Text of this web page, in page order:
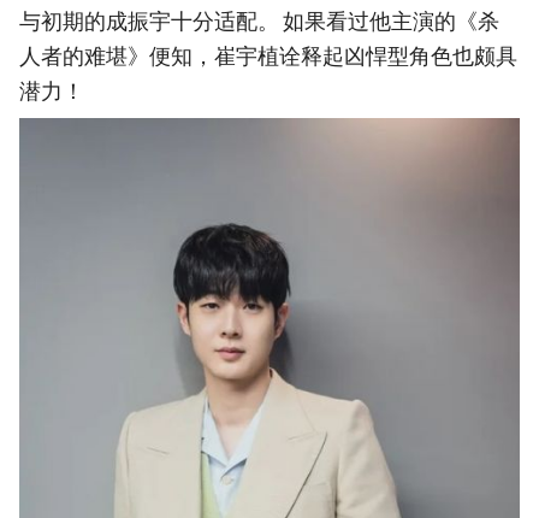
与初期的成振宇十分适配。 如果看过他主演的《杀
人者的难堪》便知，崔宇植诠释起凶悍型角色也颇具
潜力！